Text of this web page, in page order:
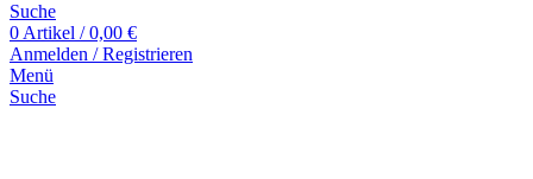
Suche
0 Artikel / 0,00 €
Anmelden / Registrieren
Menü
Suche